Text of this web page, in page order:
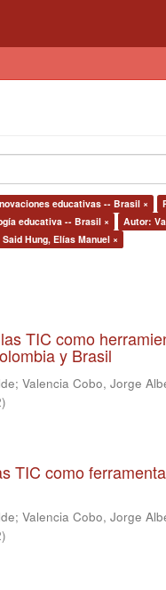
educativas -- Brasil ×
educativa -- Brasil ×
Autor:
Hung, Elías Manuel ×
TIC como
y Brasil
; Valencia Cobo, Jorge
)
TIC como
; Valencia Cobo, Jorge
)